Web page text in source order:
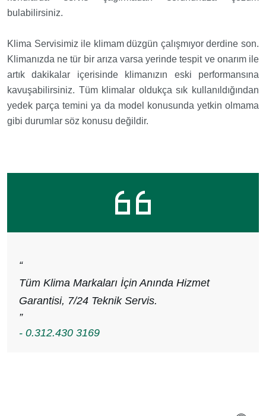
bulabilirsiniz.
Klima Servisimiz ile klimam düzgün çalışmıyor derdine son.
Klimanızda ne tür bir arıza varsa yerinde tespit ve onarım ile
artık dakikalar içerisinde klimanızın eski performansına
kavuşabilirsiniz. Tüm klimalar oldukça sık kullanıldığından
yedek parça temini ya da model konusunda yetkin olmama
gibi durumlar söz konusu değildir.
“
Tüm Klima Markaları İçin Anında Hizmet
Garantisi, 7/24 Teknik Servis.
”
- 0.312.430 3169